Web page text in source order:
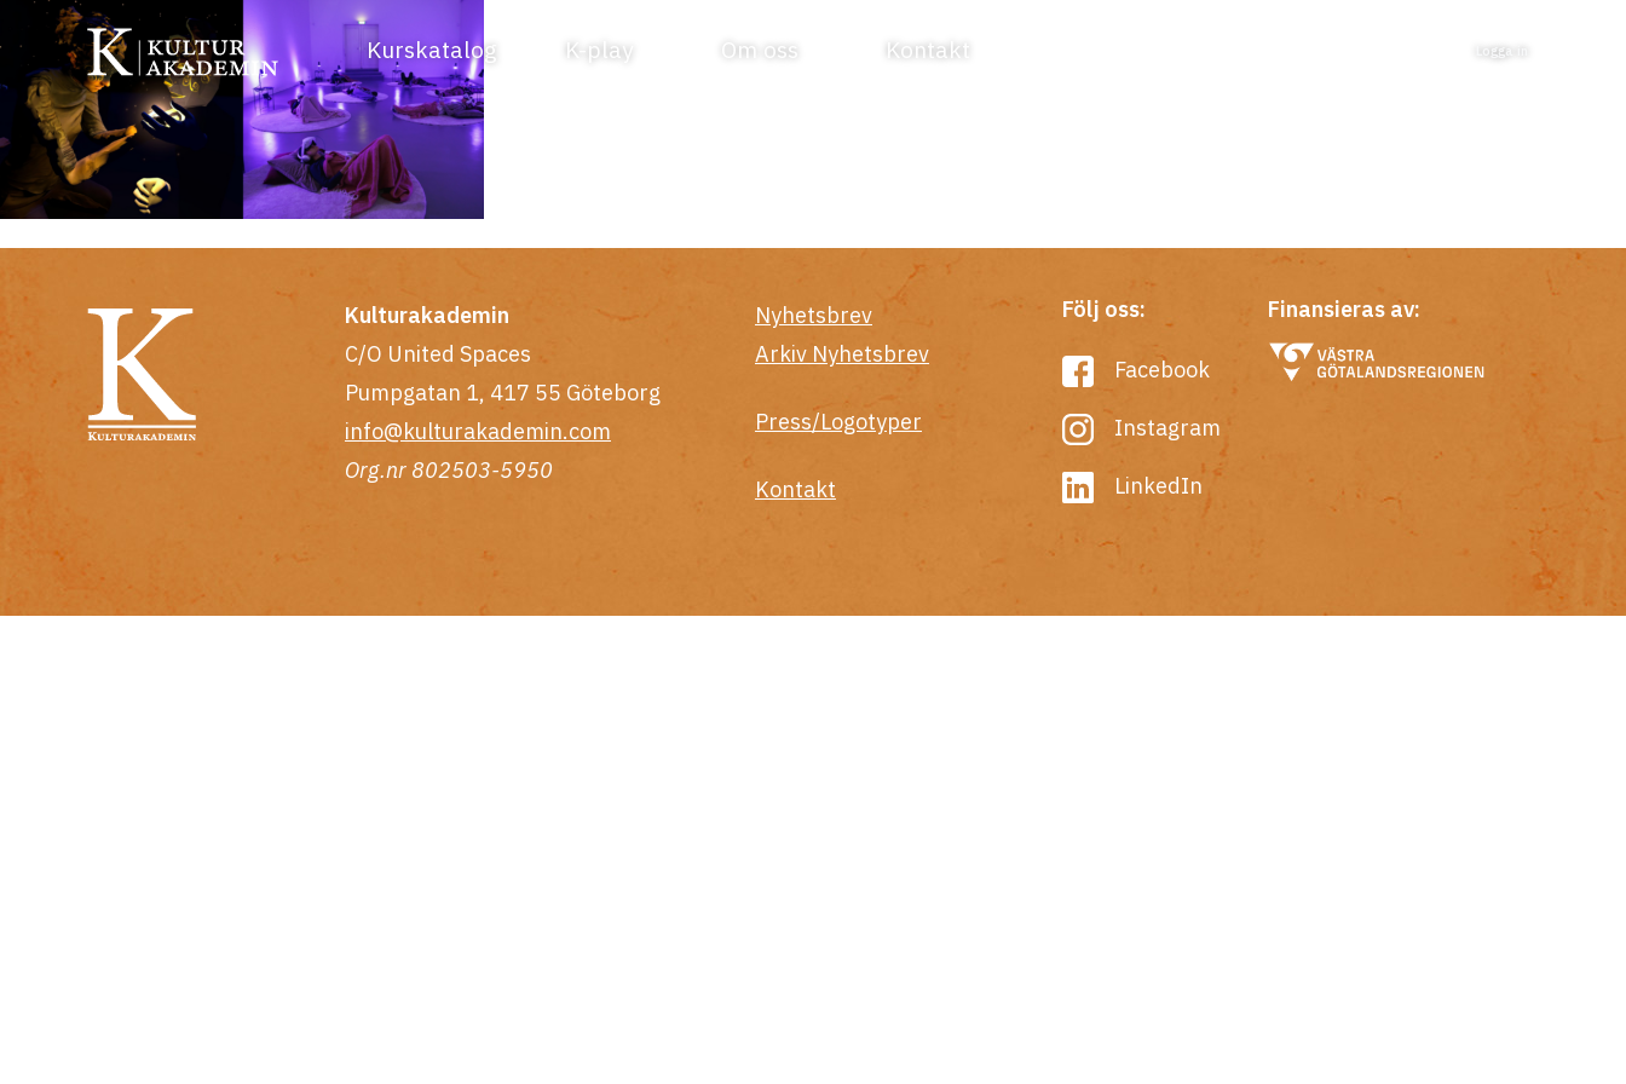
Kurskatalog K-play Om oss Kontakt Logga in
Kulturakademin
C/O United Spaces
Pumpgatan 1, 417 55 Göteborg
info@kulturakademin.com
Org.nr 802503-5950
Nyhetsbrev
Arkiv Nyhetsbrev
Press/Logotyper
Kontakt
Följ oss:
Facebook
Instagram
LinkedIn
Finansieras av: